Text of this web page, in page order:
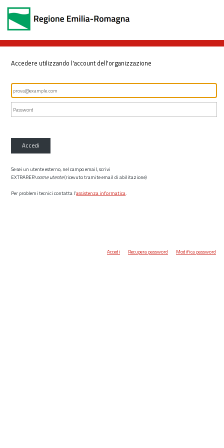
Accedere utilizzando l'account dell'organizzazione
Accedi
Se sei un utente esterno, nel campo email, scrivi
EXTRARER\nome utente(ricevuto tramite email di abilitazione)
Per problemi tecnici contatta l’assistenza informatica.
Accedi Recupera password Modifica password